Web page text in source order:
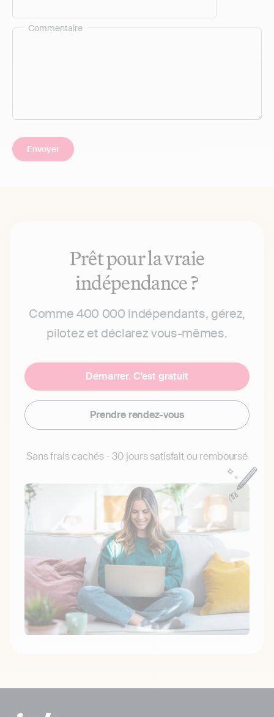
Commentaire
Prêt pour la vraie
indépendance ?
Comme 400 000 indépendants, gérez,
pilotez et déclarez vous-mêmes.
Démarrer. C'est gratuit
Prendre rendez-vous
Sans frais cachés - 30 jours satisfait ou remboursé